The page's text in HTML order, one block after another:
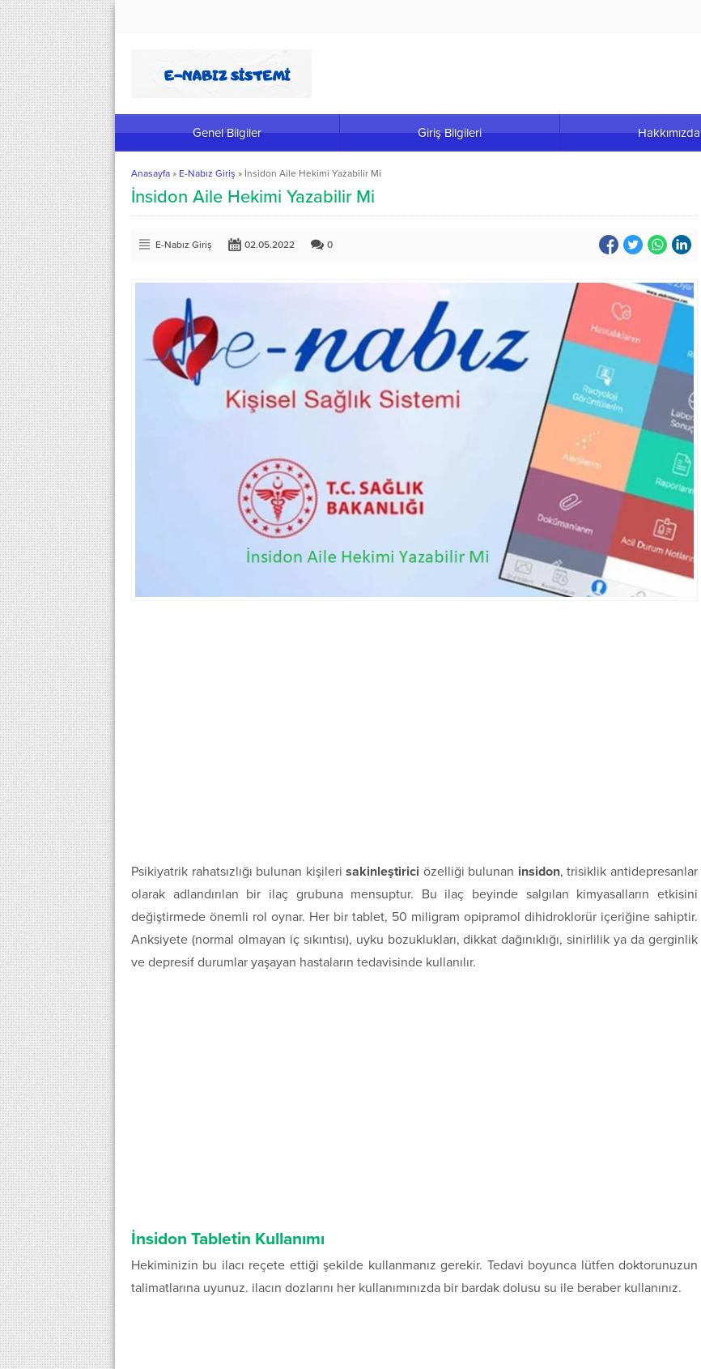
Genel Bilgiler Giriş Bilgileri Hakkımızda
Anasayfa » E-Nabız Giriş » İnsidon Aile Hekimi Yazabilir Mi
İnsidon Aile Hekimi Yazabilir Mi
E-Nabız Giriş 02.05.2022 0
Psikiyatrik rahatsızlığı bulunan kişilerisakinleştirici özelliği bulunan insidon, trisiklik antidepresanlar
olarak adlandırılan bir ilaç grubuna mensuptur. Bu ilaç beyinde salgılan kimyasalların etkisini
değiştirmede önemli rol oynar. Her bir tablet, 50 miligram opipramol dihidroklorür içeriğine sahiptir.
Anksiyete (normal olmayan iç sıkıntısı), uyku bozuklukları, dikkat dağınıklığı, sinirlilik ya da gerginlik
ve depresif durumlar yaşayan hastaların tedavisinde kullanılır.
İnsidon Tabletin Kullanımı
Hekiminizin bu ilacı reçete ettiği şekilde kullanmanız gerekir. Tedavi boyunca lütfen doktorunuzun
talimatlarına uyunuz. ilacın dozlarını her kullanımınızda bir bardak dolusu su ile beraber kullanınız.